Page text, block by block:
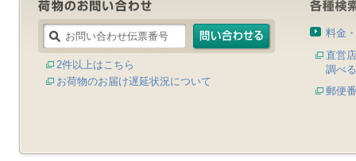
2件以上はこちら
お荷物のお届け遅延状況について
料金
直営
調べる
郵便